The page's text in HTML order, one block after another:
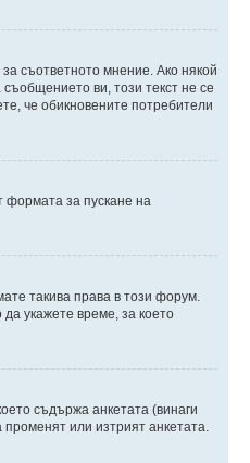
за съответното мнение. Ако някой
ви, този текст не се
че обикновените потребители
формата за пускане на
такива права в този форум.
укажете време, за което
съдържа анкетата (винаги
или изтрият анкетата.